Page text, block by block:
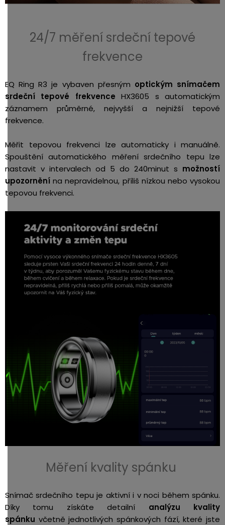
24/7 měření srdeční tepové
frekvence
EQ Ring R3 je vybaven přesným optickým snímačem
srdeční tepové frekvence HX3605 s automatickým
záznamem průměrné, nejvyšší a nejnižší tepové
frekvence.
Měřit tepovou frekvenci lze automaticky i manuálně.
Spouštění automatického měření srdečního tepu lze
nastavit v intervalech od 5 do 240minut s možností
upozornění na nepravidelnou, příliš nízkou nebo vysokou
tepovou frekvenci.
Měření kvality spánku
Snímač srdečního tepu je aktivní i v noci během spánku.
Díky tomu získáte detailní analýzu kvality
spánku včetně jednotlivých spánkových fází, které jste